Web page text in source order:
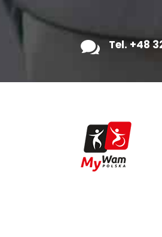
 Tel. +48